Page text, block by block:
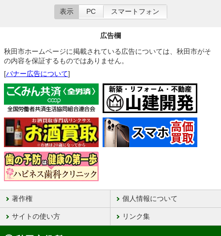
表示 PC スマートフォン
広告欄
秋田市ホームページに掲載されている広告については、秋田市がそ
の内容を保証するものではありません。
[バナー広告について]
著作権 個人情報について
サイトの使い方 リンク集